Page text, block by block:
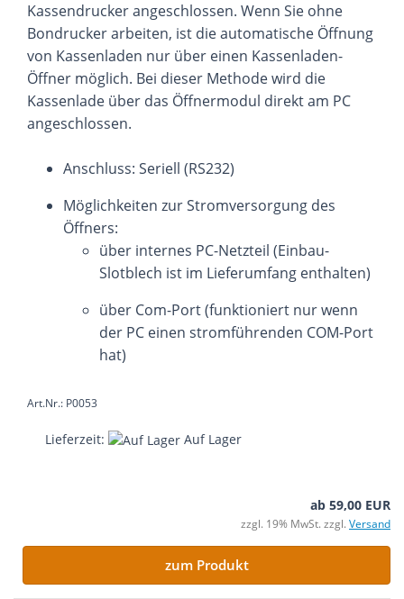
Kassendrucker angeschlossen. Wenn Sie ohne
Bondrucker arbeiten, ist die automatische Öffnung
von Kassenladen nur über einen Kassenladen-
Öffner möglich. Bei dieser Methode wird die
Kassenlade über das Öffnermodul direkt am PC
angeschlossen.
Anschluss: Seriell (RS232)
Möglichkeiten zur Stromversorgung des
Öffners:
über internes PC-Netzteil (Einbau-
Slotblech ist im Lieferumfang enthalten)
über Com-Port (funktioniert nur wenn
der PC einen stromführenden COM-Port
hat)
Art.Nr.: P0053
Lieferzeit: Auf Lager
ab 59,00 EUR
zzgl. 19% MwSt. zzgl. Versand
zum Produkt